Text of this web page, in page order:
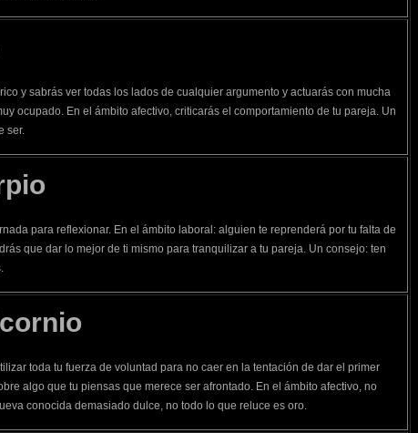
y sabrás ver todas los lados de cualquier argumento y actuarás con mucha
ocupado. En el ámbito afectivo, criticarás el comportamiento de tu pareja. Un
ser.
para reflexionar. En el ámbito laboral: alguien te reprenderá por tu falta de
que dar lo mejor de ti mismo para tranquilizar a tu pareja. Un consejo: ten
toda tu fuerza de voluntad para no caer en la tentación de dar el primer
algo que tu piensas que merece ser afrontado. En el ámbito afectivo, no
conocida demasiado dulce, no todo lo que reluce es oro.